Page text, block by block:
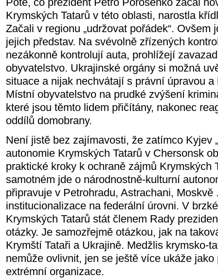
Krymských Tatarů v této oblasti, narostla
Začali v regionu „udržovat pořádek“. Ovšem
jejich představ. Na svévolně zřízených
nezákonně kontrolují auta, prohlížejí
obyvatelstvo. Ukrajinské orgány si možná
situace a nijak nechvátají s právní úpravou
Místní obyvatelstvo na prudké zvýšení
které jsou těmto lidem přičítány, nakonec
oddílů domobrany.
Není jistě bez zajímavosti, že zatímco Kyjev
autonomie Krymských Tatarů v Chersonsk
praktické kroky k ochraně zájmů Krymských
samotném jde o národnostně-kulturní
připravuje v Petrohradu, Astrachani, Moskvě
institucionalizace na federální úrovni. V
Krymských Tatarů stát členem Rady
otázky. Je samozřejmě otázkou, jak na
Krymští Tataři a Ukrajině. Medžlis krymsko-
nemůže ovlivnit, jen se ještě více ukáže
extrémní organizace.